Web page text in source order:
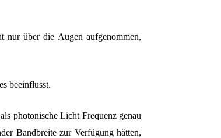
nur über die Augen aufgenommen,
beeinflusst.
photonische Licht Frequenz genau
Bandbreite zur Verfügung hätten,